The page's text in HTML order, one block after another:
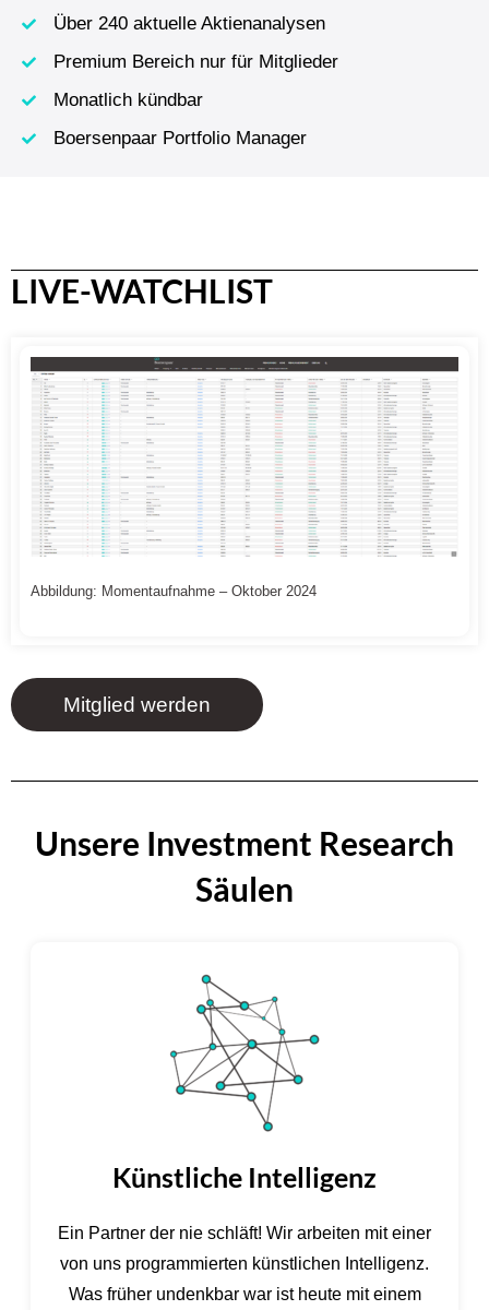
Über 240 aktuelle Aktienanalysen
Premium Bereich nur für Mitglieder
Monatlich kündbar
Boersenpaar Portfolio Manager
LIVE-WATCHLIST
Abbildung: Momentaufnahme – Oktober 2024
Mitglied werden
Unsere Investment Research
Säulen
Künstliche Intelligenz
Ein Partner der nie schläft! Wir arbeiten mit einer
von uns programmierten künstlichen Intelligenz.
Was früher undenkbar war ist heute mit einem